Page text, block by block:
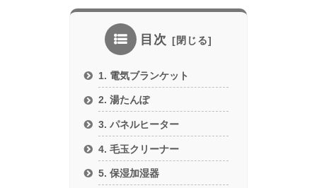
目次
1. 電気ブランケット
2. 湯たんぽ
3. パネルヒーター
4. 毛玉クリーナー
5. 保湿加湿器